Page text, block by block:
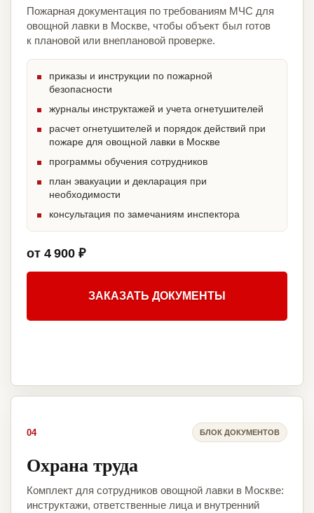
Пожарная документация по требованиям МЧС для
овощной лавки в Москве, чтобы объект был готов
к плановой или внеплановой проверке.
приказы и инструкции по пожарной
безопасности
журналы инструктажей и учета огнетушителей
расчет огнетушителей и порядок действий при
пожаре для овощной лавки в Москве
программы обучения сотрудников
план эвакуации и декларация при
необходимости
консультация по замечаниям инспектора
от 4 900 ₽
ЗАКАЗАТЬ ДОКУМЕНТЫ
04 БЛОК ДОКУМЕНТОВ
Охрана труда
Комплект для сотрудников овощной лавки в Москве:
инструктажи, ответственные лица и внутренний